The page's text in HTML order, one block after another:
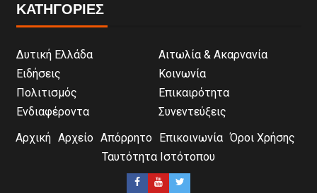
ΚΑΤΗΓΟΡΙΕΣ
Δυτική Ελλάδα
Αιτωλία & Ακαρνανία
Ειδήσεις
Κοινωνία
Πολιτισμός
Επικαιρότητα
Ενδιαφέροντα
Συνεντεύξεις
Αρχική Αρχείο Απόρρητο Επικοινωνία Όροι Χρήσης
Ταυτότητα Ιστότοπου